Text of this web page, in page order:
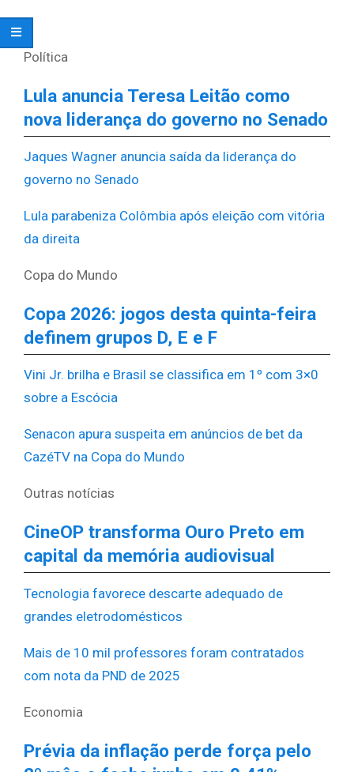
Política
Lula anuncia Teresa Leitão como
nova liderança do governo no Senado
Jaques Wagner anuncia saída da liderança do
governo no Senado
Lula parabeniza Colômbia após eleição com vitória
da direita
Copa do Mundo
Copa 2026: jogos desta quinta-feira
definem grupos D, E e F
Vini Jr. brilha e Brasil se classifica em 1º com 3×0
sobre a Escócia
Senacon apura suspeita em anúncios de bet da
CazéTV na Copa do Mundo
Outras notícias
CineOP transforma Ouro Preto em
capital da memória audiovisual
Tecnologia favorece descarte adequado de
grandes eletrodomésticos
Mais de 10 mil professores foram contratados
com nota da PND de 2025
Economia
Prévia da inflação perde força pelo